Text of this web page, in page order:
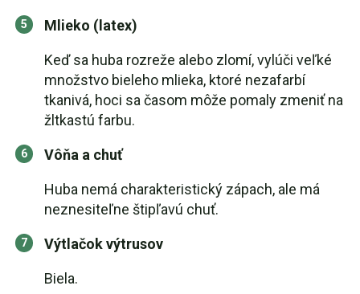
Mlieko (latex)
Keď sa huba rozreže alebo zlomí, vylúči veľké
množstvo bieleho mlieka, ktoré nezafarbí
tkanivá, hoci sa časom môže pomaly zmeniť na
žltkastú farbu.
Vôňa a chuť
Huba nemá charakteristický zápach, ale má
neznesiteľne štipľavú chuť.
Výtlačok výtrusov
Biela.